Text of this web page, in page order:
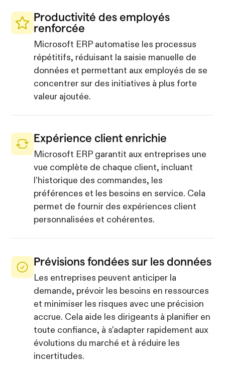
Productivité des employés
renforcée
Microsoft ERP automatise les processus
répétitifs, réduisant la saisie manuelle de
données et permettant aux employés de se
concentrer sur des initiatives à plus forte
valeur ajoutée.
Expérience client enrichie
Microsoft ERP garantit aux entreprises une
vue complète de chaque client, incluant
l’historique des commandes, les
préférences et les besoins en service. Cela
permet de fournir des expériences client
personnalisées et cohérentes.
Prévisions fondées sur les données
Les entreprises peuvent anticiper la
demande, prévoir les besoins en ressources
et minimiser les risques avec une précision
accrue. Cela aide les dirigeants à planifier en
toute confiance, à s'adapter rapidement aux
évolutions du marché et à réduire les
incertitudes.